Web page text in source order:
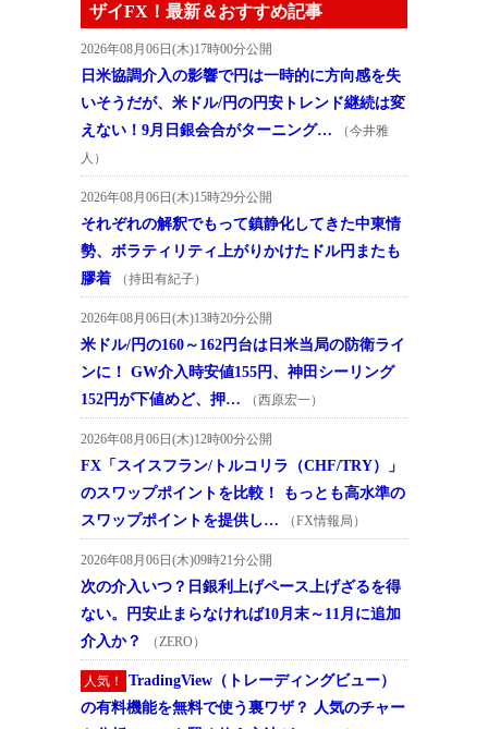
ザイFX！最新＆おすすめ記事
2026年08月06日(木)17時00分公開
日米協調介入の影響で円は一時的に方向感を失
いそうだが、米ドル/円の円安トレンド継続は変
えない！9月日銀会合がターニング…
（今井雅
人）
2026年08月06日(木)15時29分公開
それぞれの解釈でもって鎮静化してきた中東情
勢、ボラティリティ上がりかけたドル円またも
膠着
（持田有紀子）
2026年08月06日(木)13時20分公開
米ドル/円の160～162円台は日米当局の防衛ライ
ンに！ GW介入時安値155円、神田シーリング
152円が下値めど、押…
（西原宏一）
2026年08月06日(木)12時00分公開
FX「スイスフラン/トルコリラ（CHF/TRY）」
のスワップポイントを比較！ もっとも高水準の
スワップポイントを提供し…
（FX情報局）
2026年08月06日(木)09時21分公開
次の介入いつ？日銀利上げペース上げざるを得
ない。円安止まらなければ10月末～11月に追加
介入か？
（ZERO）
人気！
TradingView（トレーディングビュー）
の有料機能を無料で使う裏ワザ？ 人気のチャー